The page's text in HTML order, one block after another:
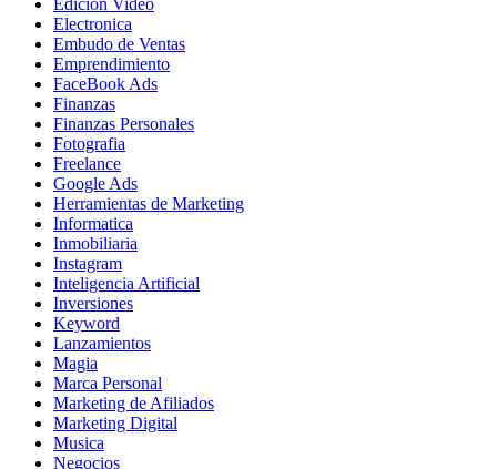
Edicion Video
Electronica
Embudo de Ventas
Emprendimiento
FaceBook Ads
Finanzas
Finanzas Personales
Fotografia
Freelance
Google Ads
Herramientas de Marketing
Informatica
Inmobiliaria
Instagram
Inteligencia Artificial
Inversiones
Keyword
Lanzamientos
Magia
Marca Personal
Marketing de Afiliados
Marketing Digital
Musica
Negocios